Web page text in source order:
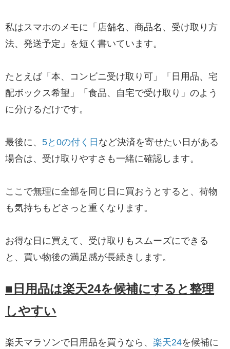
私はスマホのメモに「店舗名、商品名、受け取り方
法、発送予定」を短く書いています。
たとえば「本、コンビニ受け取り可」「日用品、宅
配ボックス希望」「食品、自宅で受け取り」のよう
に分けるだけです。
最後に、 5と0の付く日 など決済を寄せたい日がある
場合は、受け取りやすさも一緒に確認します。
ここで無理に全部を同じ日に買おうとすると、荷物
も気持ちもどさっと重くなります。
お得な日に買えて、受け取りもスムーズにできる
と、買い物後の満足感が長続きします。
■日用品は楽天24を候補にすると整理
しやすい
楽天マラソンで日用品を買うなら、 楽天24を候補に